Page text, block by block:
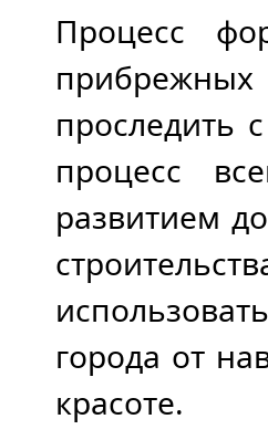
Процесс
проследить
процесс
развитием
города от
красоте.